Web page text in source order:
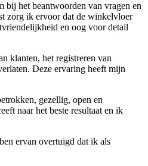
bij het beantwoorden van vragen en
zorg ik ervoor dat de winkelvloer
en oog voor detail
klanten, het registreren van
Deze ervaring heeft mijn
gezellig, open en
naar het beste resultaat en ik
ervan overtuigd dat ik als